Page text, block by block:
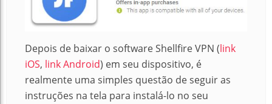
Depois de baixar o software Shellfire VPN (link
iOS, link Android) em seu dispositivo, é
realmente uma simples questão de seguir as
instruções na tela para instalá-lo no seu